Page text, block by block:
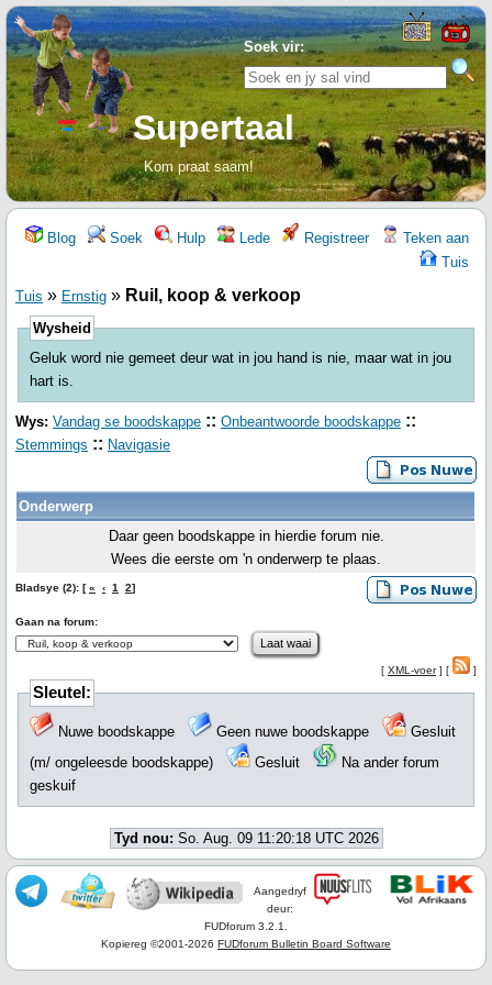
Soek vir:
Supertaal
Kom praat saam!
Blog Soek Hulp Lede Registreer
Teken aan
Tuis
Tuis » Ernstig » Ruil, koop & verkoop
Wysheid
Geluk word nie gemeet deur wat in jou hand is nie, maar wat in jou
hart is.
Wys: Vandag se boodskappe :: Onbeantwoorde boodskappe ::
Stemmings :: Navigasie
Onderwerp
Daar geen boodskappe in hierdie forum nie.
Wees die eerste om 'n onderwerp te plaas.
Bladsye (2): [« ‹ 1 2]
Gaan na forum:
[ XML-voer] [ ]
Sleutel:
Nuwe boodskappe Geen nuwe boodskappe
Gesluit
(m/ ongeleesde boodskappe)
Gesluit
Na ander forum
geskuif
Tyd nou: So. Aug. 09 11:20:18 UTC 2026
Aangedryf
deur:
FUDforum 3.2.1.
Kopiereg ©2001-2026 FUDforum Bulletin Board Software